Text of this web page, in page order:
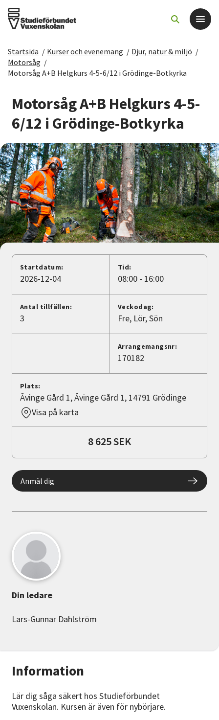
Det här gör vi
Sök kurser och evenemang
Om SV
Starta studiecirkel
Cirkelledare
Nyheter
Lyssna
Startsida / Kurser och evenemang / Djur, natur & miljö /
Motorsåg /
Motorsåg A+B Helgkurs 4-5-6/12 i Grödinge-Botkyrka
Motorsåg A+B Helgkurs 4-5-
6/12 i Grödinge-Botkyrka
Information
Lär dig såga säkert hos Studieförbundet
Vuxenskolan. Kursen är även för nybörjare.
Startdatum:
2026-12-04
Tid:
08:00 - 16:00
Antal tillfällen:
3
Veckodag:
Fre Lör Sön
Arrangemangsnr:
170182
Plats:
Åvinge Gård 1, Åvinge Gård 1, 14791 Grödinge
Visa på karta
8 625 SEK
Anmäl dig
Din ledare
Lars-Gunnar Dahlström